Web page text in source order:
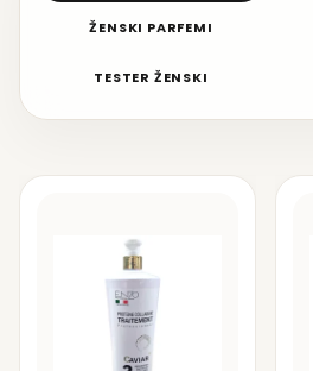
ŽENSKI PARFEMI
TESTER ŽENSKI